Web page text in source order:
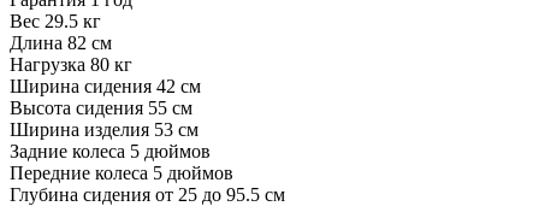
Вес 29.5 кг
Длина 82 см
Нагрузка 80 кг
Ширина сидения 42 см
Высота сидения 55 см
Ширина изделия 53 см
Задние колеса 5 дюймов
Передние колеса 5 дюймов
Глубина сидения от 25 до 95.5 см